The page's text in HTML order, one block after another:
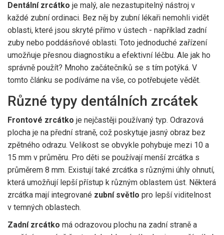
Dentální zrcátko je malý, ale nezastupitelný nástroj v
každé zubní ordinaci. Bez něj by zubní lékaři nemohli vidět
oblasti, které jsou skryté přímo v ústech - například zadní
zuby nebo poddásňové oblasti. Toto jednoduché zařízení
umožňuje přesnou diagnostiku a efektivní léčbu. Ale jak ho
správně použít? Mnoho začátečníků se s tím potýká. V
tomto článku se podíváme na vše, co potřebujete vědět.
Různé typy dentálních zrcátek
Frontové zrcátko je nejčastěji používaný typ. Odrazová
plocha je na přední straně, což poskytuje jasný obraz bez
zpětného odrazu. Velikost se obvykle pohybuje mezi 10 a
15 mm v průměru. Pro děti se používají menší zrcátka s
průměrem 8 mm. Existují také zrcátka s různými úhly ohnutí,
která umožňují lepší přístup k různým oblastem úst. Některá
zrcátka mají integrované zubní světlo pro lepší viditelnost
v temných oblastech.
Zadní zrcátko má odrazovou plochu na zadní straně a